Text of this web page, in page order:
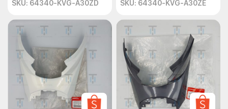
SKU: 64340-KVG-A30ZD
SKU: 64340-KVG-A30ZE